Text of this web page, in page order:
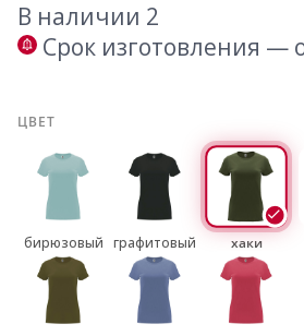
В наличии 2
Срок изготовления —
ЦВЕТ
бирюзовый графитовый хаки